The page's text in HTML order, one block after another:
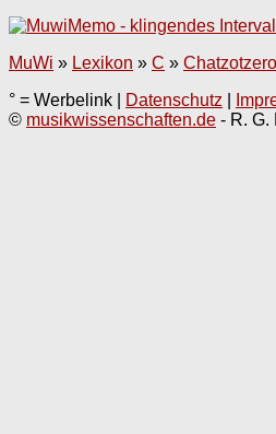
MuWi » Lexikon » C »
° = Werbelink |
Datenschutz
© musikwissenschaften.de - R. G.